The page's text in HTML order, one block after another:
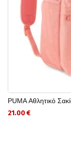
PUMA Αθλητικό
21.00 €